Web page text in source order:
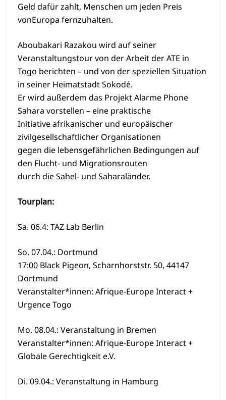
Geld dafür zahlt, Menschen um jeden Preis
vonEuropa fernzuhalten.
Aboubakari Razakou wird auf seiner
Veranstaltungstour von der Arbeit der ATE in
Togo berichten – und von der speziellen Situation
in seiner Heimatstadt Sokodé.
Er wird außerdem das Projekt Alarme Phone
Sahara vorstellen – eine praktische
Initiative afrikanischer und europäischer
zivilgesellschaftlicher Organisationen
gegen die lebensgefährlichen Bedingungen auf
den Flucht- und Migrationsrouten
durch die Sahel- und Saharaländer.
Tourplan:
Sa. 06.4: TAZ Lab Berlin
So. 07.04.: Dortmund
17:00 Black Pigeon, Scharnhorststr. 50, 44147
Dortmund
Veranstalter*innen: Afrique-Europe Interact +
Urgence Togo
Mo. 08.04.: Veranstaltung in Bremen
Veranstalter*innen: Afrique-Europe Interact +
Globale Gerechtigkeit e.V.
Di. 09.04.: Veranstaltung in Hamburg